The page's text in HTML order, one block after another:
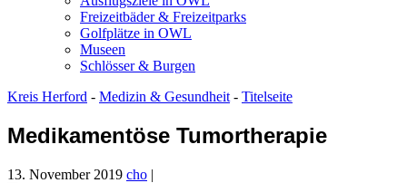
Freizeitbäder & Freizeitparks
Golfplätze in OWL
Museen
Schlösser & Burgen
Kreis Herford - Medizin & Gesundheit - Titelseite
Medikamentöse Tumortherapie
13. November 2019 cho |